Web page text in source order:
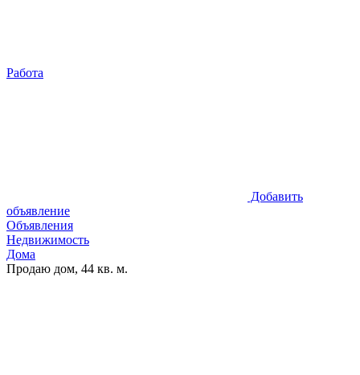
Работа
Добавить
объявление
Объявления
Недвижимость
Дома
Продаю дом, 44 кв. м.